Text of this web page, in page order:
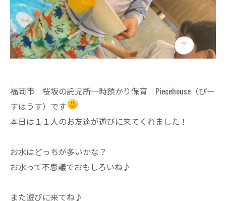
福岡市 桜坂の託児所一時預かり保育 Piecehouse（ぴー
すはうす）です
本日は１１人のお友達が遊びに来てくれました！
お水はどっちが多いかな？
お水って不思議でおもしろいね♪
また遊びに来てね♪